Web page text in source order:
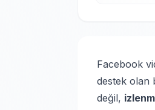
Facebook
destek olan
değil,